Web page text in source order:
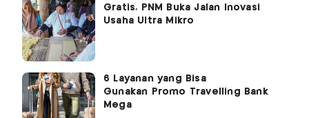
Gratis, PNM Buka Jalan Inovasi
Usaha Ultra Mikro
6 Layanan yang Bisa
Gunakan Promo Travelling Bank
Mega